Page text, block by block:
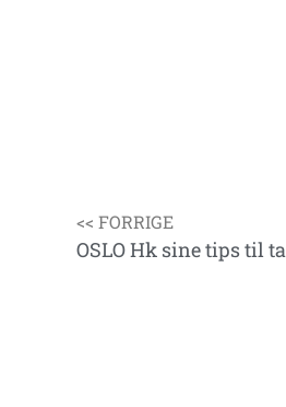
<< FORRIGE
OSLO Hk sine tips til